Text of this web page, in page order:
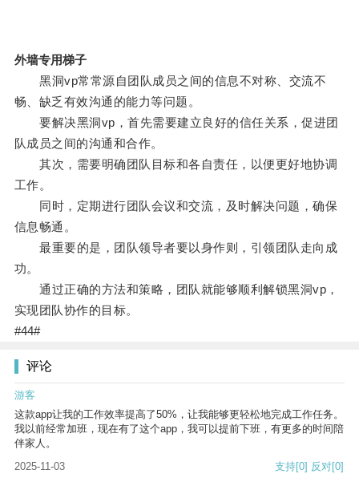
外墙专用梯子
黑洞vp常常源自团队成员之间的信息不对称、交流不
畅、缺乏有效沟通的能力等问题。
要解决黑洞vp，首先需要建立良好的信任关系，促进团
队成员之间的沟通和合作。
其次，需要明确团队目标和各自责任，以便更好地协调
工作。
同时，定期进行团队会议和交流，及时解决问题，确保
信息畅通。
最重要的是，团队领导者要以身作则，引领团队走向成
功。
通过正确的方法和策略，团队就能够顺利解锁黑洞vp，
实现团队协作的目标。
#44#
评论
游客
这款app让我的工作效率提高了50%，让我能够更轻松地完成工作任务。
我以前经常加班，现在有了这个app，我可以提前下班，有更多的时间陪
伴家人。
2025-11-03
支持[0] 反对[0]